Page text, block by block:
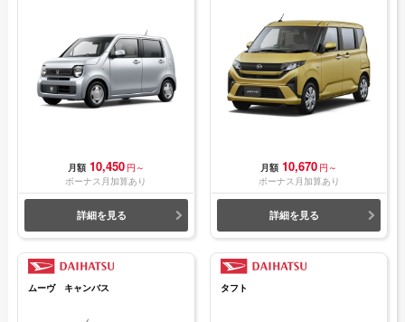
月額 10,450 円～
ボーナス月加算あり
詳細を見る
月額 10,670 円～
ボーナス月加算あり
詳細を見る
ムーヴ キャンバス タフト